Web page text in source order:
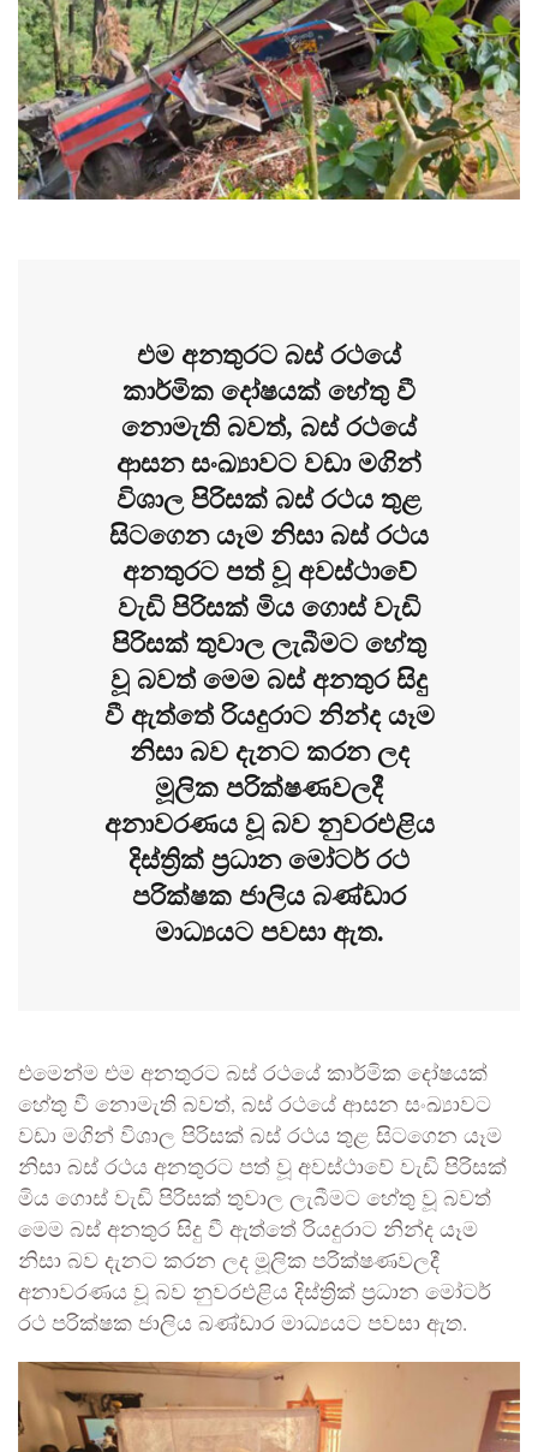
එම අනතුරට බස් රථයේ
කාර්මික දෝෂයක් හේතු වී
නොමැති බවත්, බස් රථයේ
ආසන සංඛ්‍යාවට වඩා මගින්
විශාල පිරිසක් බස් රථය තුළ
සිටගෙන යෑම නිසා බස් රථය
අනතුරට පත් වූ අවස්ථාවේ
වැඩි පිරිසක් මිය ගොස් වැඩි
පිරිසක් තුවාල ලැබීමට හේතු
වූ බවත් මෙම බස් අනතුර සිදු
වී ඇත්තේ රියදුරාට නින්ද යෑම
නිසා බව දැනට කරන ලද
මූලික පරික්ෂණවලදී
අනාවරණය වූ බව නුවරඑළිය
දිස්ත්‍රික් ප්‍රධාන මෝටර් රථ
පරික්ෂක ජාලිය බණ්ඩාර
මාධ්‍යයට පවසා ඇත.
එමෙන්ම එම අනතුරට බස් රථයේ කාර්මික දෝෂයක්
හේතු වී නොමැති බවත්, බස් රථයේ ආසන සංඛ්‍යාවට
වඩා මගින් විශාල පිරිසක් බස් රථය තුළ සිටගෙන යෑම
නිසා බස් රථය අනතුරට පත් වූ අවස්ථාවේ වැඩි පිරිසක්
මිය ගොස් වැඩි පිරිසක් තුවාල ලැබීමට හේතු වූ බවත්
මෙම බස් අනතුර සිදු වී ඇත්තේ රියදුරාට නින්ද යෑම
නිසා බව දැනට කරන ලද මූලික පරික්ෂණවලදී
අනාවරණය වූ බව නුවරඑළිය දිස්ත්‍රික් ප්‍රධාන මෝටර්
රථ පරික්ෂක ජාලිය බණ්ඩාර මාධ්‍යයට පවසා ඇත.